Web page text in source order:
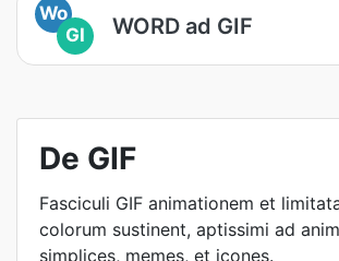
Wo
GI
WORD ad GIF
De GIF
Fasciculi GIF animationem et
colorum sustinent, aptissimi ad
simplices, memes, et icones.